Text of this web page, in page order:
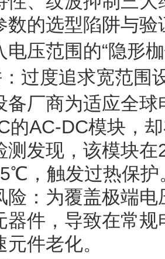
数的选型陷阱与验
电压范围的“隐形
过度追求宽范围
备厂商为适应全
的AC-DC模块，
测发现，该模块
，触发过热保护
险：为覆盖极端
器件，导致在常
件老化。